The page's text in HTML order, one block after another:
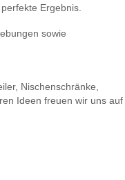
Ergebnis.
sowie
Nischenschränke,
Ideen freuen wir uns auf